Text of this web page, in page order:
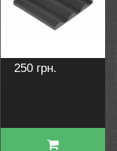
250 грн.